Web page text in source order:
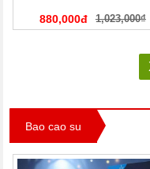
880,000đ 1,023,000₫
Bao cao su